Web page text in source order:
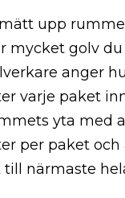
upp
mycket golv du
anger
varje paket
yta med
per paket och
närmaste